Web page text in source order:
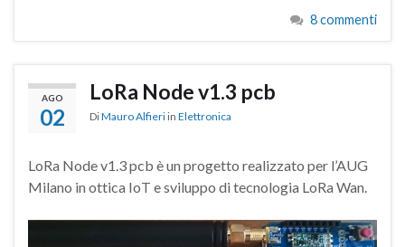
8 commenti
AGO
02
LoRa Node v1.3 pcb
DiMauro Alfieri in Elettronica
LoRa Node v1.3 pcb è un progetto realizzato per l’AUG
Milano in ottica IoT e sviluppo di tecnologia LoRa Wan.